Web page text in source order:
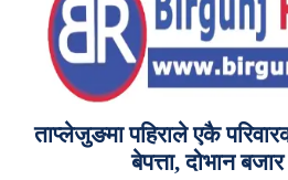
ताप्लेजुङमा पहिराले एकै
बेपत्ता, दोभान